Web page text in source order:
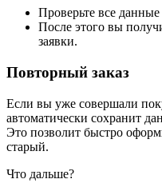
Проверьте все
После этого вы
заявки.
Повторный заказ
Если вы уже совершали
автоматически сохранит
Это позволит быстро
старый.
Что дальше?